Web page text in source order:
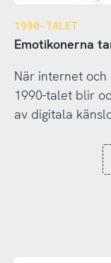
1990-TALET
Emotikonerna
När internet
1990-talet blir
av digitala